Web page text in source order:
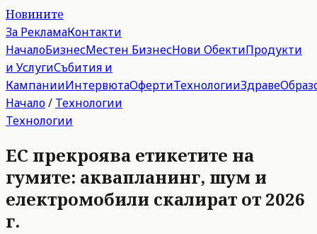
Новините
За РекламаКонтакти
НачалоБизнесМестен БизнесНови ОбектиПродукти
и УслугиСъбития и
КампанииИнтервютаОфертиТехнологииЗдраве
Начало/ Технологии
Технологии
ЕС прекроява етикетите на
гумите: аквапланинг, шум и
електромобили скалират от 2026
г.